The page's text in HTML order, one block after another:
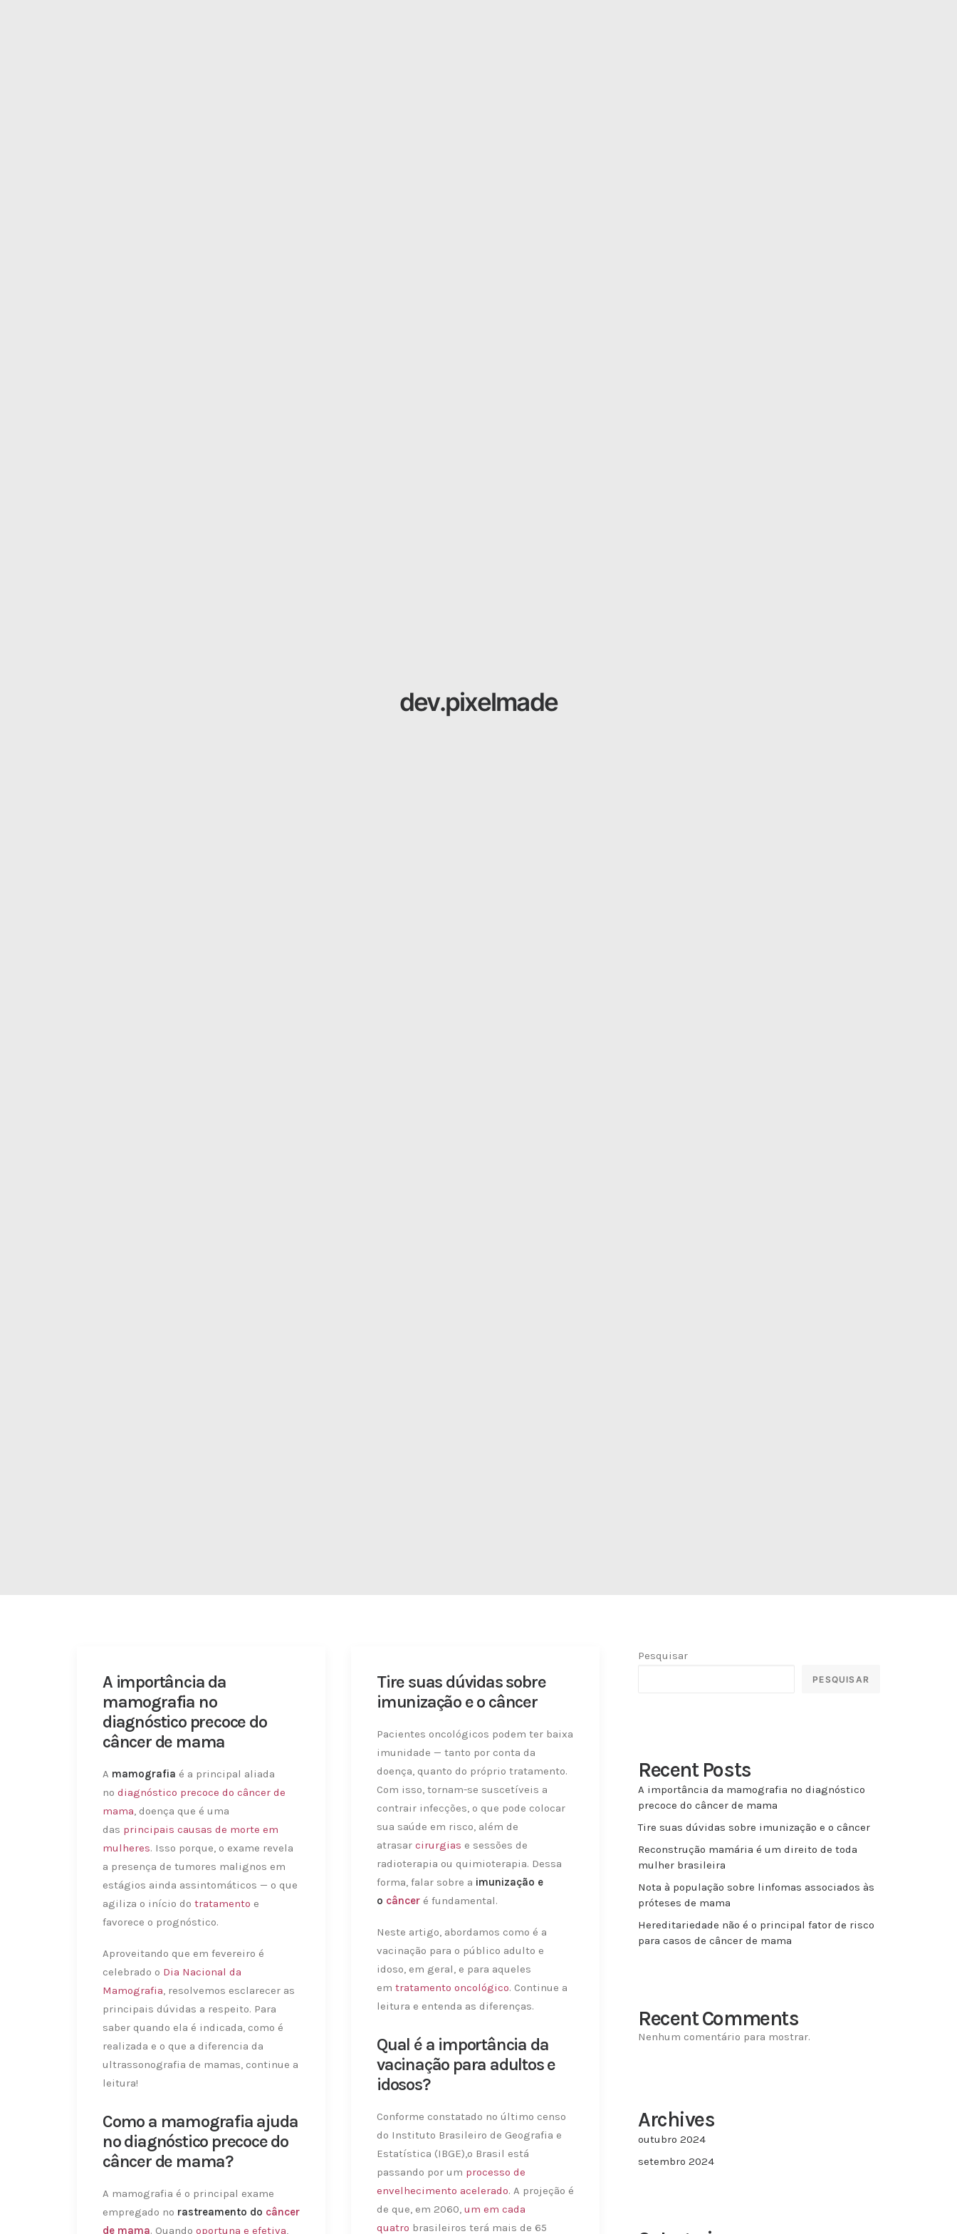
dev.pixelmade
A importância da
mamografia no
diagnóstico precoce do
câncer de mama
A mamografia é a principal aliada
no diagnóstico precoce do câncer de
mama, doença que é uma
das principais causas de morte em
mulheres. Isso porque, o exame revela
a presença de tumores malignos em
estágios ainda assintomáticos — o que
agiliza o início do tratamento e
favorece o prognóstico.
Aproveitando que em fevereiro é
celebrado o Dia Nacional da
Mamografia, resolvemos esclarecer as
principais dúvidas a respeito. Para
saber quando ela é indicada, como é
realizada e o que a diferencia da
ultrassonografia de mamas, continue a
leitura!
Como a mamografia ajuda
no diagnóstico precoce do
câncer de mama?
A mamografia é o principal exame
empregado no rastreamento do câncer
de mama. Quando oportuna e efetiva,
Tire suas dúvidas sobre
imunização e o câncer
Pacientes oncológicos podem ter baixa
imunidade — tanto por conta da
doença, quanto do próprio tratamento.
Com isso, tornam-se suscetíveis a
contrair infecções, o que pode colocar
sua saúde em risco, além de
atrasar cirurgias e sessões de
radioterapia ou quimioterapia. Dessa
forma, falar sobre a imunização e
o câncer é fundamental.
Neste artigo, abordamos como é a
vacinação para o público adulto e
idoso, em geral, e para aqueles
em tratamento oncológico. Continue a
leitura e entenda as diferenças.
Qual é a importância da
vacinação para adultos e
idosos?
Conforme constatado no último censo
do Instituto Brasileiro de Geografia e
Estatística (IBGE),o Brasil está
passando por um processo de
envelhecimento acelerado. A projeção é
de que, em 2060, um em cada
quatro brasileiros terá mais de 65
Pesquisar
PESQUISAR
Recent Posts
A importância da mamografia no diagnóstico
precoce do câncer de mama
Tire suas dúvidas sobre imunização e o câncer
Reconstrução mamária é um direito de toda
mulher brasileira
Nota à população sobre linfomas associados às
próteses de mama
Hereditariedade não é o principal fator de risco
para casos de câncer de mama
Recent Comments
Nenhum comentário para mostrar.
Archives
outubro 2024
setembro 2024